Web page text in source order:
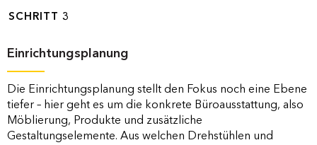
SCHRITT 3
Einrichtungsplanung
Die Einrichtungsplanung stellt den Fokus noch eine Ebene
tiefer – hier geht es um die konkrete Büroausstattung, also
Möblierung, Produkte und zusätzliche
Gestaltungselemente. Aus welchen Drehstühlen und